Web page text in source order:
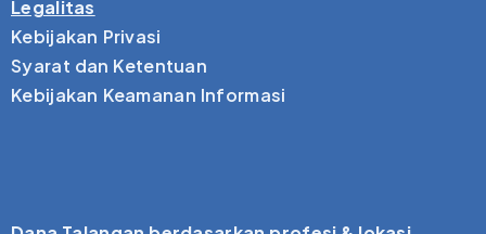
Legalitas
Kebijakan Privasi
Syarat dan Ketentuan
Kebijakan Keamanan Informasi